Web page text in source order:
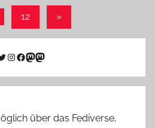
12
Nächste
»
Instagram
Facebook
Link zu Mastodon
Mastodon
über das Fediverse,